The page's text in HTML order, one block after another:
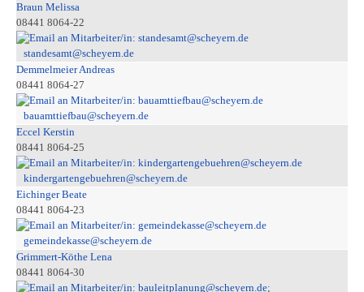
Braun Melissa
08441 8064-22
standesamt@scheyern.de
Demmelmeier Andreas
08441 8064-27
bauamttiefbau@scheyern.de
Eccel Kerstin
08441 8064-25
kindergartengebuehren@scheyern.de
Eichinger Beate
08441 8064-23
gemeindekasse@scheyern.de
Grimmert-Köthe Lena
08441 8064-30